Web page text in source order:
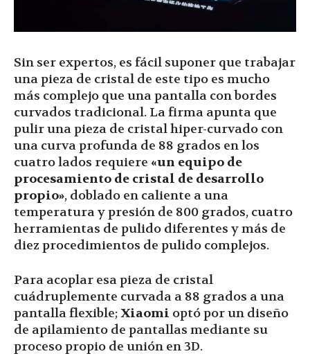
Sin ser expertos, es fácil suponer que trabajar
una pieza de cristal de este tipo es mucho
más complejo que una pantalla con bordes
curvados tradicional. La firma apunta que
pulir una pieza de cristal hiper-curvado con
una curva profunda de 88 grados en los
cuatro lados requiere «un equipo de
procesamiento de cristal de desarrollo
propio», doblado en caliente a una
temperatura y presión de 800 grados, cuatro
herramientas de pulido diferentes y más de
diez procedimientos de pulido complejos.
Para acoplar esa pieza de cristal
cuádruplemente curvada a 88 grados a una
pantalla flexible; Xiaomi optó por un diseño
de apilamiento de pantallas mediante su
proceso propio de unión en 3D.